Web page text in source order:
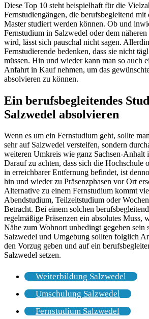
Diese Top 10 steht beispielhaft für die
Fernstudiengängen, die berufsbegleitend
Master studiert werden können. Ob und
Fernstudium in Salzwedel oder dem
wird, lässt sich pauschal nicht sagen.
Fernstudierende bedenken, dass sie nicht
müssen. Hin und wieder kann man so auch
Anfahrt in Kauf nehmen, um das
absolvieren zu können.
Ein berufsbegleitendes
Salzwedel absolvieren
Wenn es um ein Fernstudium geht, sollte
sehr auf Salzwedel versteifen, sondern
weiteren Umkreis wie ganz Sachsen-Anhalt
Darauf zu achten, dass sich die Hochschule
in erreichbarer Entfernung befindet, ist
hin und wieder zu Präsenzphasen vor Ort
Alternative zu einem Fernstudium kommt
Abendstudium, Teilzeitstudium oder
Betracht. Bei einem solchen
regelmäßige Präsenzen ein absolutes Muss,
Nähe zum Wohnort unbedingt gegeben sein
Salzwedel und Umgebung sollten folglich
den Vorzug geben und auf ein
Salzwedel setzen.
Weiterbildung Salzwedel
Umschulung Salzwedel
Fernstudium Salzwedel